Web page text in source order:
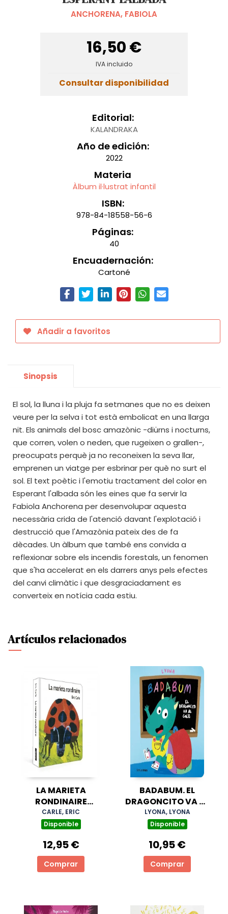
ANCHORENA, FABIOLA
16,50 €
IVA incluido
Consultar disponibilidad
Editorial:
KALANDRAKA
Año de edición:
2022
Materia
Àlbum il·lustrat infantil
ISBN:
978-84-18558-56-6
Páginas:
40
Encuadernación:
Cartoné
Añadir a favoritos
Sinopsis
El sol, la lluna i la pluja fa setmanes que no es deixen
veure per la selva i tot està embolicat en una llarga
nit. Els animals del bosc amazònic -diürns i nocturns,
que corren, volen o neden, que rugeixen o grallen-,
preocupats perquè ja no reconeixen la seva llar,
emprenen un viatge per esbrinar per què no surt el
sol. El text poètic i l'emotiu tractament del color en
Esperant l'albada són les eines que fa servir la
Fabiola Anchorena per desenvolupar aquesta
necessària crida de l'atenció davant l'explotació i
destrucció que l'Amazònia pateix des de fa
dècades. Un àlbum que també ens convida a
reflexionar sobre els incendis forestals, un fenomen
que s'ha accelerat en els darrers anys pels efectes
del canvi climàtic i que desgraciadament es
converteix en notícia cada estiu.
Artículos relacionados
LA MARIETA
RONDINAIRE
(COL·LECCIÓ ERIC
CARLE)
CARLE, ERIC
Disponible
12,95 €
Comprar
BADABUM. EL
DRAGONCITO VA AL
COLE
LYONA, LYONA
Disponible
10,95 €
Comprar